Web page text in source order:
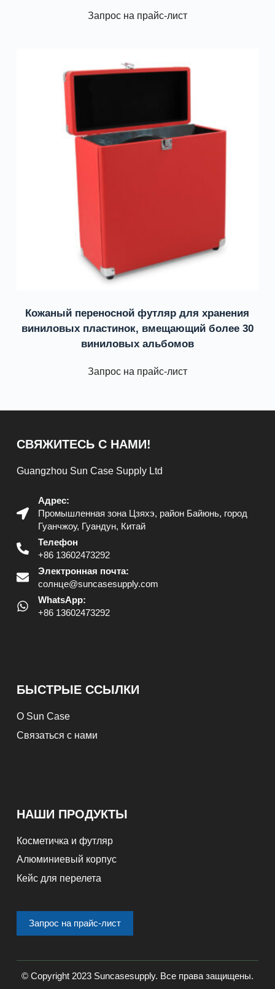
Запрос на прайс-лист
Кожаный переносной футляр для хранения
виниловых пластинок, вмещающий более 30
виниловых альбомов
Запрос на прайс-лист
СВЯЖИТЕСЬ С НАМИ!
Guangzhou Sun Case Supply Ltd
Адрес:
Промышленная зона Цзяхэ, район Байюнь, город
Гуанчжоу, Гуандун, Китай
Телефон
+86 13602473292
Электронная почта:
солнце@suncasesupply.com
WhatsApp:
+86 13602473292
БЫСТРЫЕ ССЫЛКИ
О Sun Case
Связаться с нами
НАШИ ПРОДУКТЫ
Косметичка и футляр
Алюминиевый корпус
Кейс для перелета
Запрос на прайс-лист
© Copyright 2023 Suncasesupply. Все права защищены.